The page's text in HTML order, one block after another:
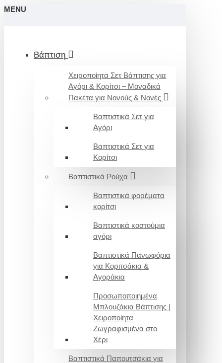
MENU
Βάπτιση
Χειροποίητα Σετ Βάπτισης για
Αγόρι & Κορίτσι – Μοναδικά
Πακέτα για Νονούς & Νονές
Βαπτιστικά Σετ για
Αγόρι
Βαπτιστικά Σετ για
Κορίτσι
Βαπτιστικά Ρούχα
Βαπτιστικά φορέματα
κορίτσι
Βαπτιστικά κοστούμια
αγόρι
Βαπτιστικά Πανωφόρια
για Κοριτσάκια &
Αγοράκια
Προσωποποιημένα
Μπλουζάκια Βάπτισης |
Χειροποίητα
Ζωγραφισμένα στο
Χέρι
Βαπτιστικά Παπουτσάκια για